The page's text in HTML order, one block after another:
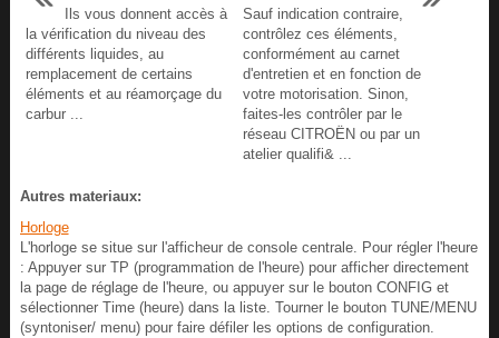
Ils vous donnent accès à
la vérification du niveau des
différents liquides, au
remplacement de certains
éléments et au réamorçage du
carbur ...
Sauf indication contraire,
contrôlez ces éléments,
conformément au carnet
d'entretien et en fonction de
votre motorisation. Sinon,
faites-les contrôler par le
réseau CITROËN ou par un
atelier qualifi& ...
Autres materiaux:
Horloge
L'horloge se situe sur l'afficheur de console centrale. Pour régler l'heure
: Appuyer sur TP (programmation de l'heure) pour afficher directement
la page de réglage de l'heure, ou appuyer sur le bouton CONFIG et
sélectionner Time (heure) dans la liste. Tourner le bouton TUNE/MENU
(syntoniser/ menu) pour faire défiler les options de configuration.